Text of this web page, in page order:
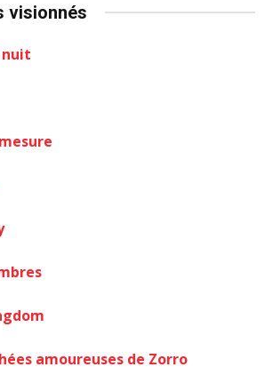
visionnés
nuit
amoureuses de Zorro